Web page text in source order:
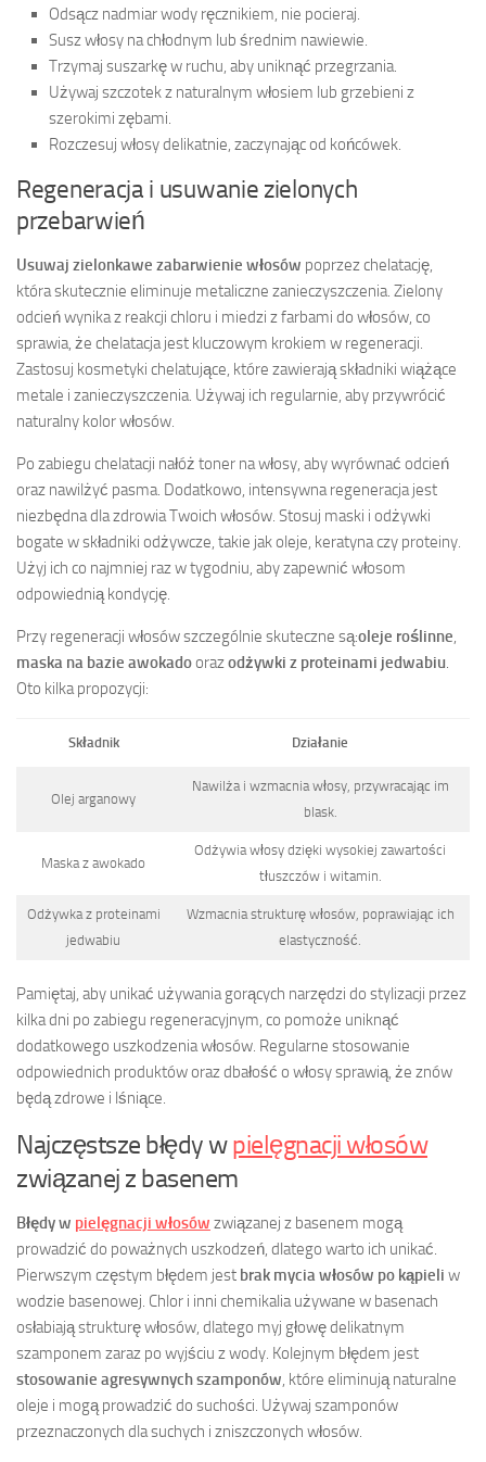
Odsącz nadmiar wody ręcznikiem, nie pocieraj.
Susz włosy na chłodnym lub średnim nawiewie.
Trzymaj suszarkę w ruchu, aby uniknąć przegrzania.
Używaj szczotek z naturalnym włosiem lub grzebieni z
szerokimi zębami.
Rozczesuj włosy delikatnie, zaczynając od końcówek.
Regeneracja i usuwanie zielonych
przebarwień
Usuwaj zielonkawe zabarwienie włosów poprzez chelatację,
która skutecznie eliminuje metaliczne zanieczyszczenia. Zielony
odcień wynika z reakcji chloru i miedzi z farbami do włosów, co
sprawia, że chelatacja jest kluczowym krokiem w regeneracji.
Zastosuj kosmetyki chelatujące, które zawierają składniki wiążące
metale i zanieczyszczenia. Używaj ich regularnie, aby przywrócić
naturalny kolor włosów.
Po zabiegu chelatacji nałóż toner na włosy, aby wyrównać odcień
oraz nawilżyć pasma. Dodatkowo, intensywna regeneracja jest
niezbędna dla zdrowia Twoich włosów. Stosuj maski i odżywki
bogate w składniki odżywcze, takie jak oleje, keratyna czy proteiny.
Użyj ich co najmniej raz w tygodniu, aby zapewnić włosom
odpowiednią kondycję.
Przy regeneracji włosów szczególnie skuteczne są:oleje roślinne
maska na bazie awokadoorazodżywki z proteinami jedwabiu
Oto kilka propozycji:
Składnik Działanie
Olej arganowy
Nawilża i wzmacnia włosy, przywracając im
blask.
Maska z awokado
Odżywia włosy dzięki wysokiej zawartości
tłuszczów i witamin.
Odżywka z proteinami
jedwabiu
Wzmacnia strukturę włosów, poprawiając ich
elastyczność.
Pamiętaj, aby unikać używania gorących narzędzi do stylizacji przez
kilka dni po zabiegu regeneracyjnym, co pomoże uniknąć
dodatkowego uszkodzenia włosów. Regularne stosowanie
odpowiednich produktów oraz dbałość o włosy sprawią, że znów
będą zdrowe i lśniące.
Najczęstsze błędy wpielęgnacji włosów
związanej z basenem
Błędy w pielęgnacji włosów związanej z basenem mogą
prowadzić do poważnych uszkodzeń, dlatego warto ich unikać.
Pierwszym częstym błędem jest brak mycia włosów po kąpieli w
wodzie basenowej. Chlor i inni chemikalia używane w basenach
osłabiają strukturę włosów, dlatego myj głowę delikatnym
szamponem zaraz po wyjściu z wody. Kolejnym błędem jest
stosowanie agresywnych szamponów, które eliminują naturalne
oleje i mogą prowadzić do suchości. Używaj szamponów
przeznaczonych dla suchych i zniszczonych włosów.